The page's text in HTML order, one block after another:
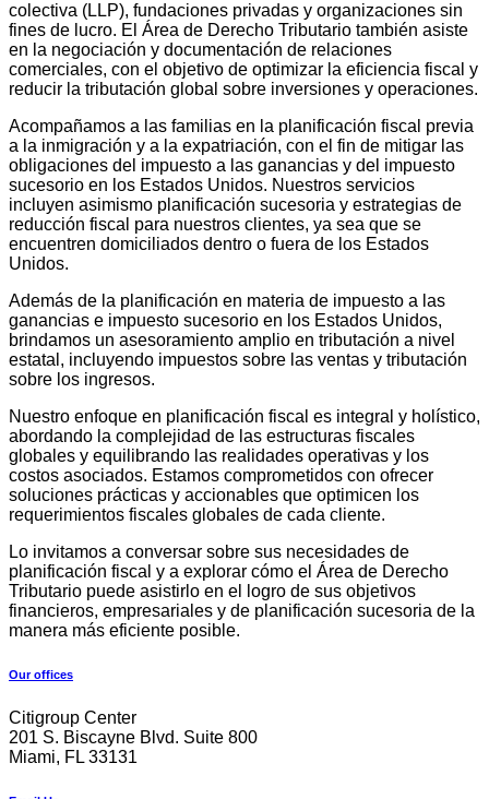
colectiva (LLP), fundaciones privadas y organizaciones sin
fines de lucro. El Área de Derecho Tributario también asiste
en la negociación y documentación de relaciones
comerciales, con el objetivo de optimizar la eficiencia fiscal y
reducir la tributación global sobre inversiones y operaciones.
Acompañamos a las familias en la planificación fiscal previa
a la inmigración y a la expatriación, con el fin de mitigar las
obligaciones del impuesto a las ganancias y del impuesto
sucesorio en los Estados Unidos. Nuestros servicios
incluyen asimismo planificación sucesoria y estrategias de
reducción fiscal para nuestros clientes, ya sea que se
encuentren domiciliados dentro o fuera de los Estados
Unidos.
Además de la planificación en materia de impuesto a las
ganancias e impuesto sucesorio en los Estados Unidos,
brindamos un asesoramiento amplio en tributación a nivel
estatal, incluyendo impuestos sobre las ventas y tributación
sobre los ingresos.
Nuestro enfoque en planificación fiscal es integral y holístico,
abordando la complejidad de las estructuras fiscales
globales y equilibrando las realidades operativas y los
costos asociados. Estamos comprometidos con ofrecer
soluciones prácticas y accionables que optimicen los
requerimientos fiscales globales de cada cliente.
Lo invitamos a conversar sobre sus necesidades de
planificación fiscal y a explorar cómo el Área de Derecho
Tributario puede asistirlo en el logro de sus objetivos
financieros, empresariales y de planificación sucesoria de la
manera más eficiente posible.
Our offices
Citigroup Center
201 S. Biscayne Blvd. Suite 800
Miami, FL 33131